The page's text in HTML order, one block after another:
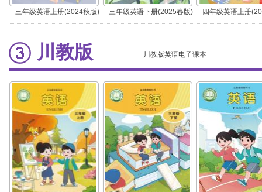
三年级英语上册(2024秋版) 三年级英语下册(2025春版) 四年级英语上册
川教版 川教版英语电子课本